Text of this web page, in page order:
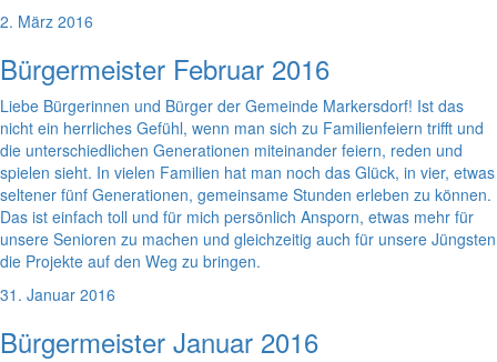
2. März 2016
Bürgermeister Februar 2016
Liebe Bürgerinnen und Bürger der Gemeinde Markersdorf! Ist das
nicht ein herrliches Gefühl, wenn man sich zu Familienfeiern trifft und
die unterschiedlichen Generationen miteinander feiern, reden und
spielen sieht. In vielen Familien hat man noch das Glück, in vier, etwas
seltener fünf Generationen, gemeinsame Stunden erleben zu können.
Das ist einfach toll und für mich persönlich Ansporn, etwas mehr für
unsere Senioren zu machen und gleichzeitig auch für unsere Jüngsten
die Projekte auf den Weg zu bringen.
31. Januar 2016
Bürgermeister Januar 2016